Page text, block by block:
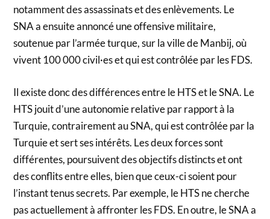
notamment des assassinats et des enlèvements. Le
SNA a ensuite annoncé une offensive militaire,
soutenue par l’armée turque, sur la ville de Manbij, où
vivent 100 000 civil·es et qui est contrôlée par les FDS.
Il existe donc des différences entre le HTS et le SNA. Le
HTS jouit d’une autonomie relative par rapport à la
Turquie, contrairement au SNA, qui est contrôlée par la
Turquie et sert ses intérêts. Les deux forces sont
différentes, poursuivent des objectifs distincts et ont
des conflits entre elles, bien que ceux-ci soient pour
l’instant tenus secrets. Par exemple, le HTS ne cherche
pas actuellement à affronter les FDS. En outre, le SNA a